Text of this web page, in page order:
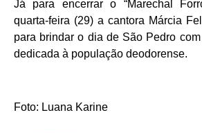
Já para encerrar o “Marechal
quarta-feira (29) a cantora Márcia
para brindar o dia de São Pedro
dedicada à população deodorense.
Foto: Luana Karine